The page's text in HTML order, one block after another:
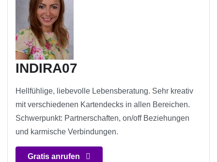
INDIRA07
Hellfühlige, liebevolle Lebensberatung. Sehr kreativ
mit verschiedenen Kartendecks in allen Bereichen.
Schwerpunkt: Partnerschaften, on/off Beziehungen
und karmische Verbindungen.
Gratis anrufen